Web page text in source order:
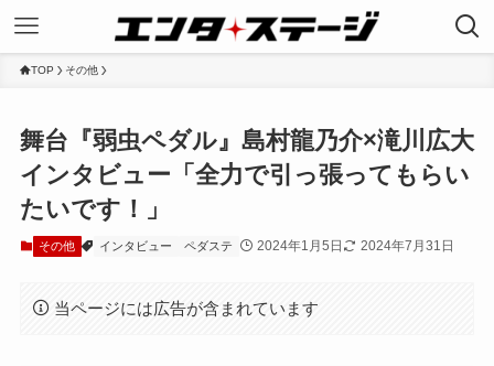
TOP その他
舞台『弱虫ペダル』島村龍乃介×滝川広大
インタビュー「全力で引っ張ってもらい
たいです！」
その他 インタビュー ペダステ 2024年1月5日 2024年7月31日
当ページには広告が含まれています